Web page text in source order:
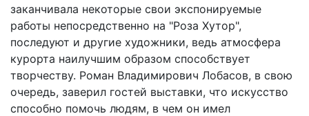
заканчивала некоторые свои экспонируемые
работы непосредственно на "Роза Хутор",
последуют и другие художники, ведь атмосфера
курорта наилучшим образом способствует
творчеству. Роман Владимирович Лобасов, в свою
очередь, заверил гостей выставки, что искусство
способно помочь людям, в чем он имел